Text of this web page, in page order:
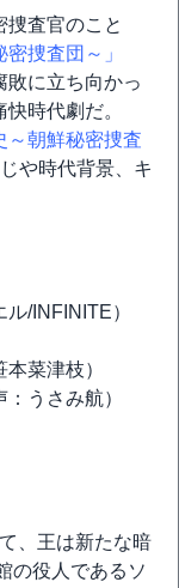
捜査官のこと
捜査団～」
敗に立ち向かっ
時代劇だ。
～朝鮮秘密捜査
や時代背景、キ
/INFINITE）
菜津枝）
うさみ航）
、王は新たな暗
の役人であるソ